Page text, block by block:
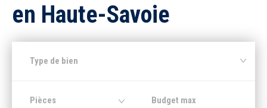
Estimer
en Haute-Savoie
Type de bien
Pièces